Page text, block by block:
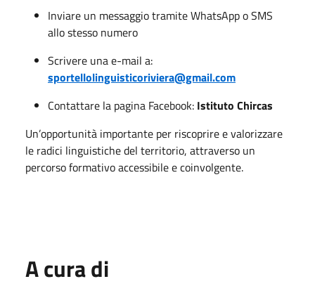
Inviare un messaggio tramite WhatsApp o SMS
allo stesso numero
Scrivere una e-mail a:
sportellolinguisticoriviera@gmail.com
Contattare la pagina Facebook: Istituto Chircas
Un’opportunità importante per riscoprire e valorizzare
le radici linguistiche del territorio, attraverso un
percorso formativo accessibile e coinvolgente.
A cura di